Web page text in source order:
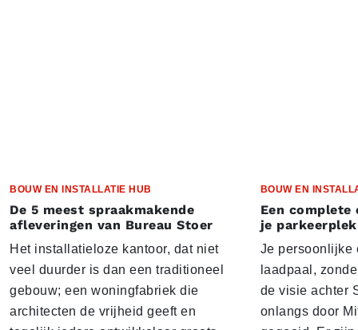
BOUW EN INSTALLATIE HUB
De 5 meest spraakmakende
afleveringen van Bureau Stoer
Het installatieloze kantoor, dat niet
veel duurder is dan een traditioneel
gebouw; een woningfabriek die
architecten de vrijheid geeft en
BOUW EN
Een complete
je parkeerplek
Je persoonlijke
laadpaal,
de visie achter
onlangs door